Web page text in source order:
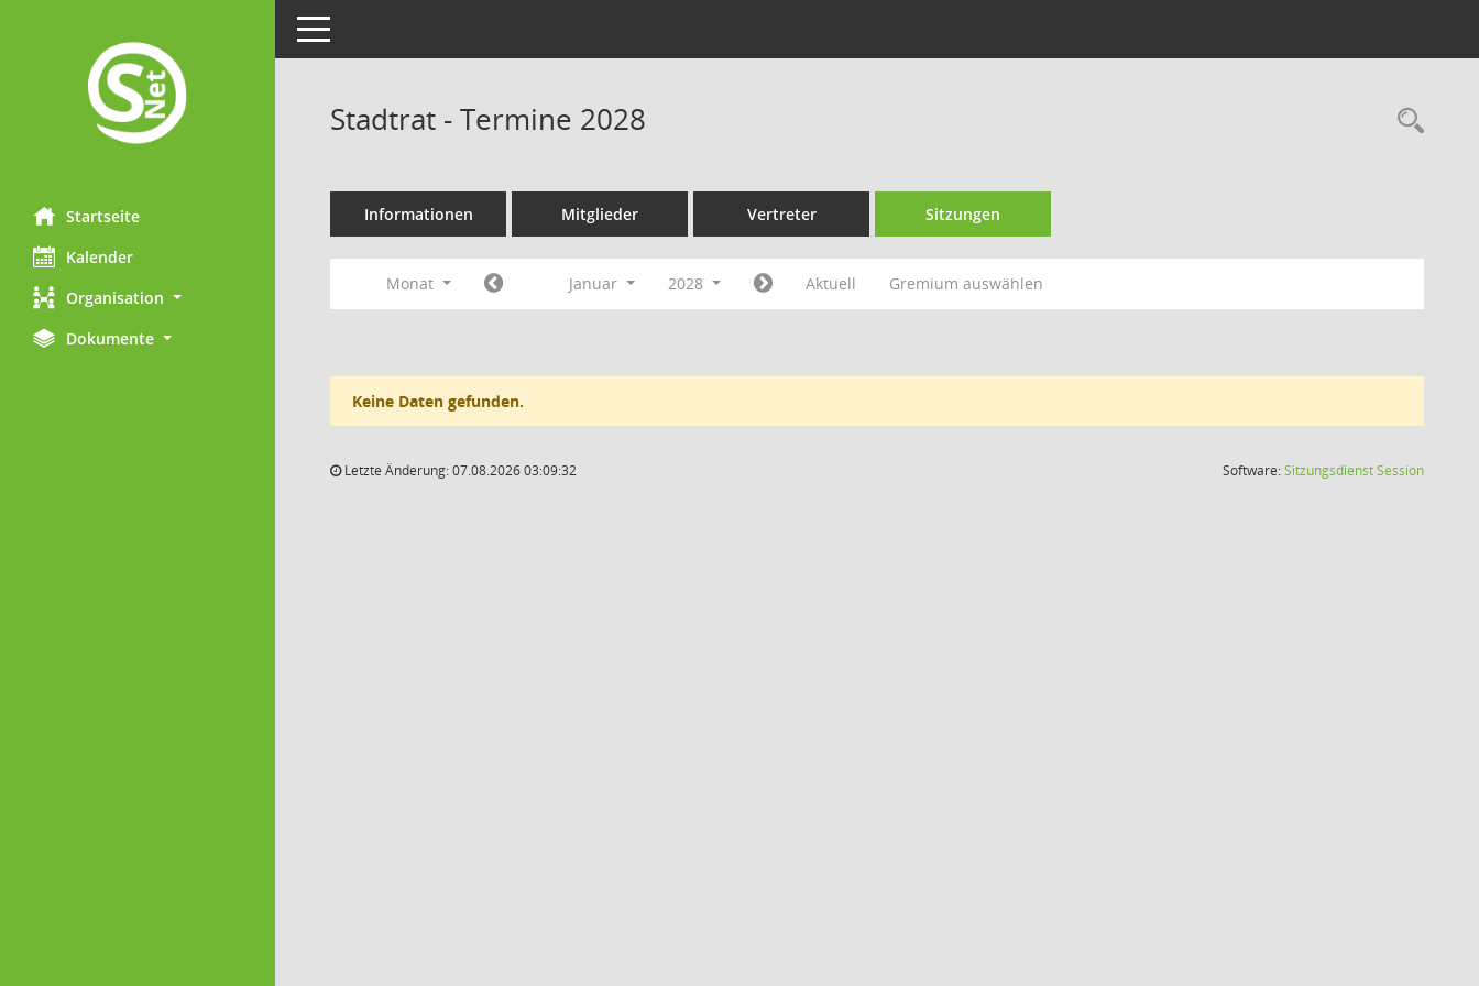
Startseite
Kalender
Organisation
Dokumente
Toggle navigation
Stadtrat - Termine 2028
Informationen Mitglieder Vertreter Sitzungen
Monat Januar 2028 Aktuell Gremium auswählen
Keine Daten gefunden.
Letzte Änderung: 07.08.2026 03:09:32 Software:SitzungsdienstSession(Wird in